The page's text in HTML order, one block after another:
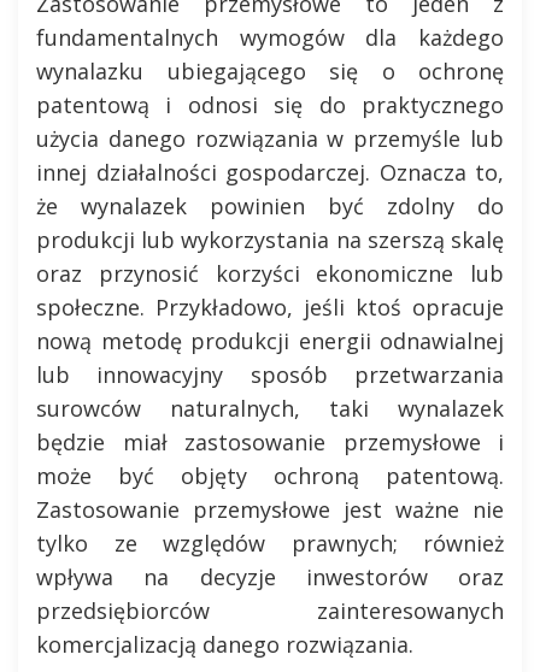
fundamentalnych wymogów dla każdego
wynalazku ubiegającego się o ochronę
patentową i odnosi się do praktycznego
użycia danego rozwiązania w przemyśle lub
innej działalności gospodarczej. Oznacza to,
że wynalazek powinien być zdolny do
produkcji lub wykorzystania na szerszą skalę
oraz przynosić korzyści ekonomiczne lub
społeczne. Przykładowo, jeśli ktoś opracuje
nową metodę produkcji energii odnawialnej
lub innowacyjny sposób przetwarzania
surowców naturalnych, taki wynalazek
będzie miał zastosowanie przemysłowe i
może być objęty ochroną patentową.
Zastosowanie przemysłowe jest ważne nie
tylko ze względów prawnych; również
wpływa na decyzje inwestorów oraz
przedsiębiorców zainteresowanych
komercjalizacją danego rozwiązania.